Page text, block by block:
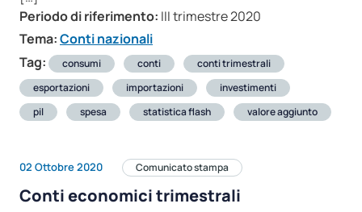
Periodo di riferimento: III trimestre 2020
Tema:Conti nazionali
Tag:
consumi conti
conti trimestrali
esportazioni
importazioni
investimenti
pil
spesa statistica flash valore aggiunto
02 Ottobre 2020 Comunicato stampa
Conti economici trimestrali